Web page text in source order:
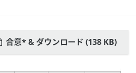
合意* & ダウンロード (138 KB)